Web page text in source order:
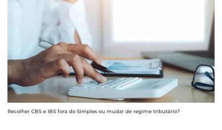
Recolher CBS e IBS fora do Simples ou mudar de regime tributário?